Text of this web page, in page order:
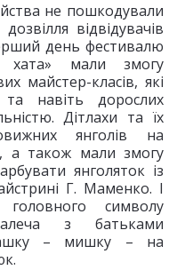
не пошкодували
відвідувачів
день фестивалю
хата» мали змогу
майстер-класів, які
та навіть дорослих
Дітлахи та їх
янголів на
а також мали змогу
янголяток із
Г. Маменко. І
символу
з батьками
– мишку – на